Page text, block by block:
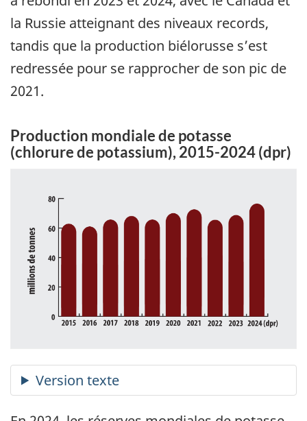
la Russie atteignant des niveaux records,
tandis que la production biélorusse s’est
redressée pour se rapprocher de son pic de
2021.
Production mondiale de potasse
(chlorure de potassium), 2015-2024 (dpr)